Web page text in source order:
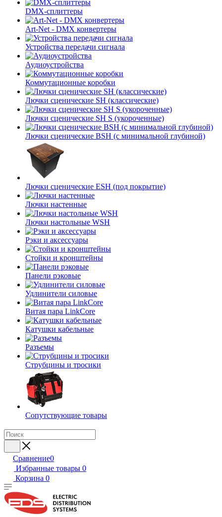
DMX-сплиттеры
Art-Net - DMX конвертеры
Устройства передачи сигнала
Аудиоустройства
Коммутационные коробки
Лючки сценические SH (классические)
Лючки сценические SH S (укороченные)
Лючки сценические BSH (с минимальной глубиной)
Лючки сценические ESH (под покрытие)
Лючки настенные
Лючки настольные WSH
Рэки и аксессуары
Стойки и кронштейны
Панели рэковые
Удлинители силовые
Витая пара LinkCore
Катушки кабельные
Разъемы
Струбцины и тросики
Сопутствующие товары
Сравнение0
Избранные товары 0
Корзина 0